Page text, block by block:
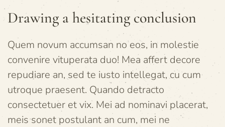
Drawing a hesitating conclusion
Quem novum accumsan no eos, in molestie
convenire vituperata duo! Mea affert decore
repudiare an, sed te iusto intellegat, cu cum
utroque praesent. Quando detracto
consectetuer et vix. Mei ad nominavi placerat,
meis sonet postulant an cum, mei ne